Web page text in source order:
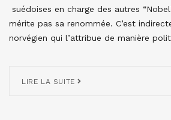
suédoises en charge des autres
mérite pas sa renommée. C’est
norvégien qui l’attribue de manière
LIRE LA SUITE